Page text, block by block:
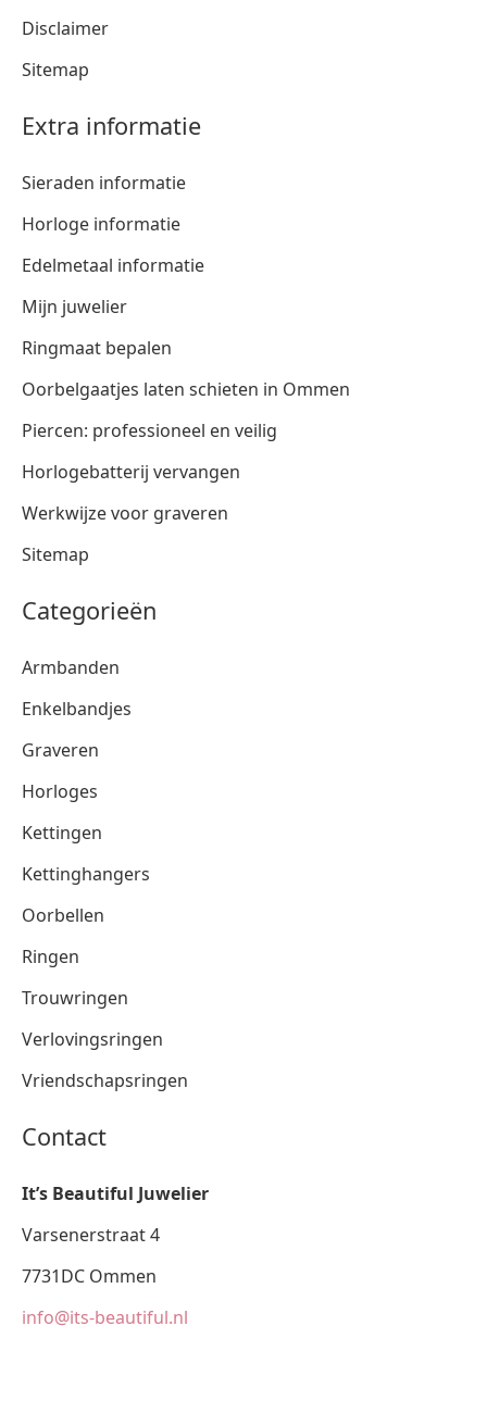
Disclaimer
Sitemap
Extra informatie
Sieraden informatie
Horloge informatie
Edelmetaal informatie
Mijn juwelier
Ringmaat bepalen
Oorbelgaatjes laten schieten in Ommen
Piercen: professioneel en veilig
Horlogebatterij vervangen
Werkwijze voor graveren
Sitemap
Categorieën
Armbanden
Enkelbandjes
Graveren
Horloges
Kettingen
Kettinghangers
Oorbellen
Ringen
Trouwringen
Verlovingsringen
Vriendschapsringen
Contact
It’s Beautiful Juwelier
Varsenerstraat 4
7731DC Ommen
info@its-beautiful.nl